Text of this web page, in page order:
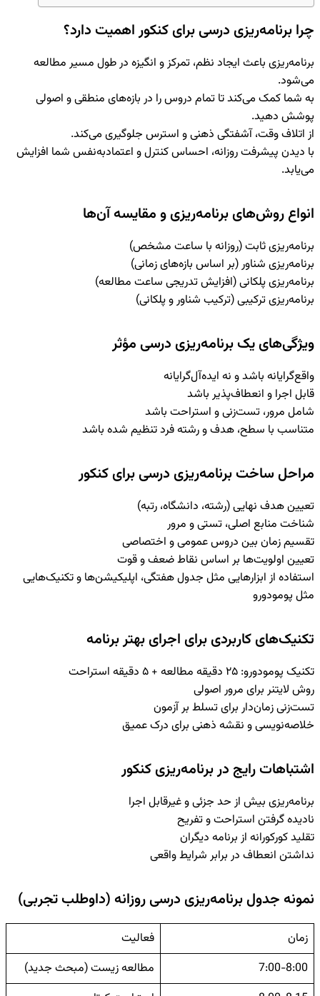
چرا برنامه‌ریزی درسی برای کنکور اهمیت دارد؟
برنامه‌ریزی باعث ایجاد نظم، تمرکز و انگیزه در طول مسیر مطالعه
می‌شود.
به شما کمک می‌کند تا تمام دروس را در بازه‌های منطقی و اصولی
پوشش دهید.
از اتلاف وقت، آشفتگی ذهنی و استرس جلوگیری می‌کند.
با دیدن پیشرفت روزانه، احساس کنترل و اعتمادبه‌نفس شما افزایش
می‌یابد.
انواع روش‌های برنامه‌ریزی و مقایسه آن‌ها
برنامه‌ریزی ثابت (روزانه با ساعت مشخص)
برنامه‌ریزی شناور (بر اساس بازه‌های زمانی)
برنامه‌ریزی پلکانی (افزایش تدریجی ساعت مطالعه)
برنامه‌ریزی ترکیبی (ترکیب شناور و پلکانی)
ویژگی‌های یک برنامه‌ریزی درسی مؤثر
واقع‌گرایانه باشد و نه ایده‌آل‌گرایانه
قابل اجرا و انعطاف‌پذیر باشد
شامل مرور، تست‌زنی و استراحت باشد
متناسب با سطح، هدف و رشته فرد تنظیم شده باشد
مراحل ساخت برنامه‌ریزی درسی برای کنکور
تعیین هدف نهایی (رشته، دانشگاه، رتبه)
شناخت منابع اصلی، تستی و مرور
تقسیم زمان بین دروس عمومی و اختصاصی
تعیین اولویت‌ها بر اساس نقاط ضعف و قوت
استفاده از ابزارهایی مثل جدول هفتگی، اپلیکیشن‌ها و تکنیک‌هایی
مثل پومودورو
تکنیک‌های کاربردی برای اجرای بهتر برنامه
تکنیک پومودورو: ۲۵ دقیقه مطالعه + ۵ دقیقه استراحت
روش لایتنر برای مرور اصولی
تست‌زنی زمان‌دار برای تسلط بر آزمون
خلاصه‌نویسی و نقشه ذهنی برای درک عمیق
اشتباهات رایج در برنامه‌ریزی کنکور
برنامه‌ریزی بیش از حد جزئی و غیرقابل اجرا
نادیده گرفتن استراحت و تفریح
تقلید کورکورانه از برنامه دیگران
نداشتن انعطاف در برابر شرایط واقعی
نمونه جدول برنامه‌ریزی درسی روزانه (داوطلب تجربی)
زمان
فعالیت
7:00-8:00
مطالعه زیست (مبحث جدید)